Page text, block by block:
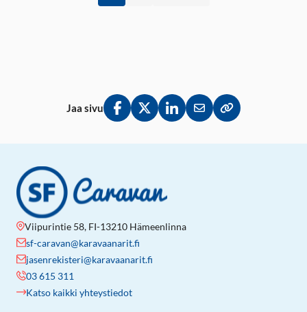
Jaa sivu
Jaa Facebookissa
Jaa Twitterissä
Jaa LinkedInissä
Jaa sähköpostitse
Kopioi linkki
Viipurintie 58, FI-13210 Hämeenlinna
sf-caravan@karavaanarit.fi
jasenrekisteri@karavaanarit.fi
03 615 311
Katso kaikki yhteystiedot